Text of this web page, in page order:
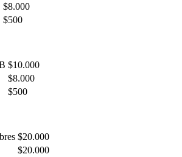
$8.000
$500
$10.000
$8.000
$500
$20.000
$20.000